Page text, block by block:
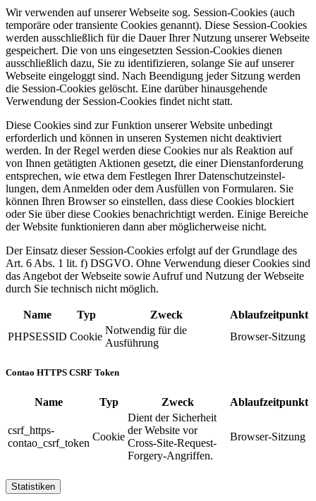
Wir verwenden auf unserer Webseite sog. Session-Cookies (auch
temporäre oder transiente Cookies genannt). Diese Session-Cookies
werden ausschließlich für die Dauer Ihrer Nutzung unserer Webseite
gespeichert. Die von uns eingesetzten Session-Cookies dienen
ausschließlich dazu, Sie zu identi­fi­zieren, solange Sie auf unserer
Webseite eingeloggt sind. Nach Beendigung jeder Sitzung werden
die Session-Cookies gelöscht. Eine darüber hinaus­gehende
Verwendung der Session-Cookies findet nicht statt.
Diese Cookies sind zur Funktion unserer Website unbedingt
erforderlich und können in unseren Systemen nicht deaktiviert
werden. In der Regel werden diese Cookies nur als Reaktion auf
von Ihnen getätigten Aktionen gesetzt, die einer Dienst­an­for­derung
entsprechen, wie etwa dem Festlegen Ihrer Datenschutz­ein­stel­
lungen, dem Anmelden oder dem Ausfüllen von Formularen. Sie
können Ihren Browser so einstellen, dass diese Cookies blockiert
oder Sie über diese Cookies benach­richtigt werden. Einige Bereiche
der Website funktio­nieren dann aber möglicherweise nicht.
Der Einsatz dieser Session-Cookies erfolgt auf der Grundlage des
Art. 6 Abs. 1 lit. f) DSGVO. Ohne Verwendung dieser Cookies sind
das Angebot der Webseite sowie Aufruf und Nutzung der Webseite
durch Sie technisch nicht möglich.
Name Typ Zweck
Ablaufzeitpunkt
PHPSESSID Cookie
Notwendig für die
Ausführung
Browser-Sitzung
Contao HTTPS CSRF Token
Name Typ Zweck Ablaufzeitpunkt
csrf_https-
contao_csrf_token
Cookie
Dient der Sicherheit
der Website vor
Cross-Site-Request-
Forgery-Angriffen.
Browser-Sitzung
Statistiken